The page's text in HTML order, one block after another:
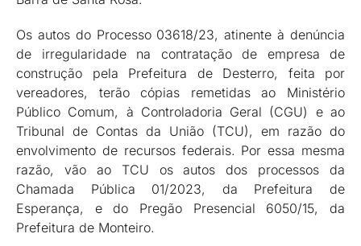
Os autos do Processo 03618/23, atinente à denúncia
de irregularidade na contratação de empresa de
construção pela Prefeitura de Desterro, feita por
vereadores, terão cópias remetidas ao Ministério
Público Comum, à Controladoria Geral (CGU) e ao
Tribunal de Contas da União (TCU), em razão do
envolvimento de recursos federais. Por essa mesma
razão, vão ao TCU os autos dos processos da
Chamada Pública 01/2023, da Prefeitura de
Esperança, e do Pregão Presencial 6050/15, da
Prefeitura de Monteiro.